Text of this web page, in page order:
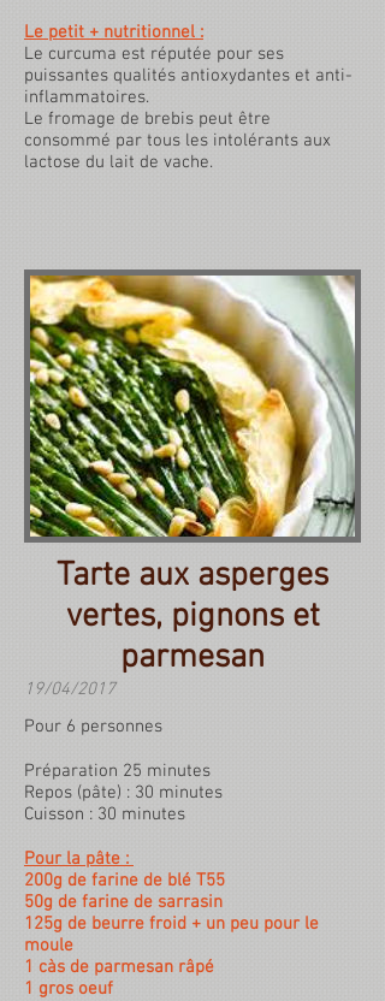
Le petit + nutritionnel :
Le curcuma est réputée pour ses
puissantes qualités antioxydantes et anti-
inflammatoires.
Le fromage de brebis peut être
consommé par tous les intolérants aux
lactose du lait de vache.
Tarte aux asperges
vertes, pignons et
parmesan
19/04/2017
Pour 6 personnes
Préparation 25 minutes
Repos (pâte) : 30 minutes
Cuisson : 30 minutes
Pour la pâte :
200g de farine de blé T55
50g de farine de sarrasin
125g de beurre froid + un peu pour le
moule
1 càs de parmesan râpé
1 gros oeuf